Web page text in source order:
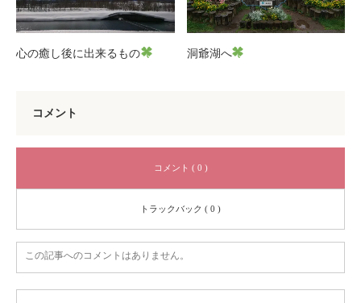
心の癒し後に出来るもの 洞爺湖へ
コメント
コメント ( 0 )
トラックバック ( 0 )
この記事へのコメントはありません。